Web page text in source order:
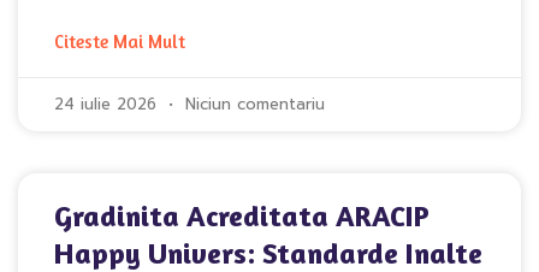
Citeste Mai Mult
24 iulie 2026 Niciun comentariu
Gradinita Acreditata ARACIP
Happy Univers: Standarde Inalte